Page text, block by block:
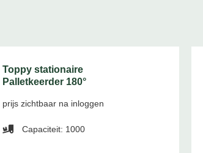
Toppy stationaire
Palletkeerder 180°
prijs zichtbaar na inloggen
Capaciteit: 1000